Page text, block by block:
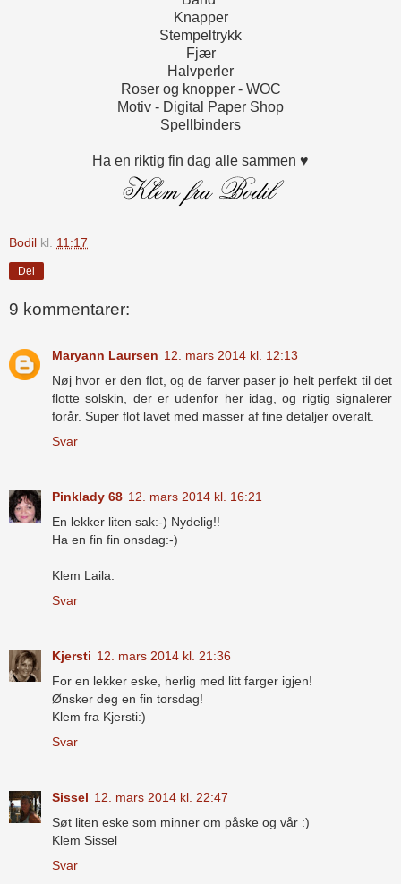
Knapper
Stempeltrykk
Fjær
Halvperler
Roser og knopper - WOC
Motiv - Digital Paper Shop
Spellbinders
Ha en riktig fin dag alle sammen ♥
Bodil kl. 11:17
Del
9 kommentarer:
Maryann Laursen 12. mars 2014 kl. 12:13
Nøj hvor er den flot, og de farver paser jo helt perfekt til det
flotte solskin, der er udenfor her idag, og rigtig signalerer
forår. Super flot lavet med masser af fine detaljer overalt.
Svar
Pinklady 68 12. mars 2014 kl. 16:21
En lekker liten sak:-) Nydelig!!
Ha en fin fin onsdag:-)
Klem Laila.
Svar
Kjersti 12. mars 2014 kl. 21:36
For en lekker eske, herlig med litt farger igjen!
Ønsker deg en fin torsdag!
Klem fra Kjersti:)
Svar
Sissel 12. mars 2014 kl. 22:47
Søt liten eske som minner om påske og vår :)
Klem Sissel
Svar